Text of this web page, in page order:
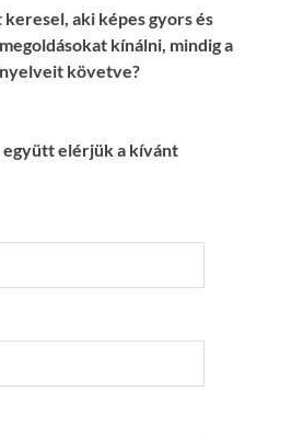
aki képes gyors és
kínálni, mindig a
követve?
együtt elérjük a kívánt